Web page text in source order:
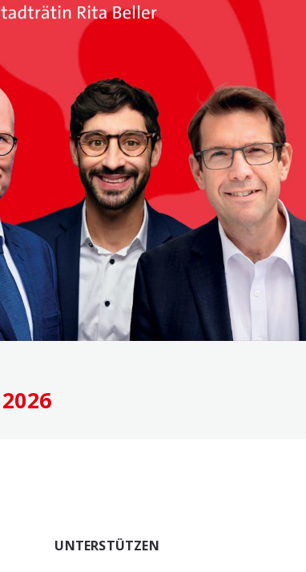
UNTERSTÜTZEN